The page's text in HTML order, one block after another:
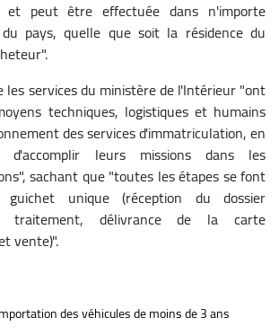
et peut être effectuée dans n'importe
pays, quelle que soit la résidence du
les services du ministère de l'Intérieur "ont
techniques, logistiques et humains
des services d'immatriculation, en
leurs missions dans les
sachant que "toutes les étapes se font
unique (réception du dossier
traitement, délivrance de la carte
vente)".
des véhicules de moins de 3 ans